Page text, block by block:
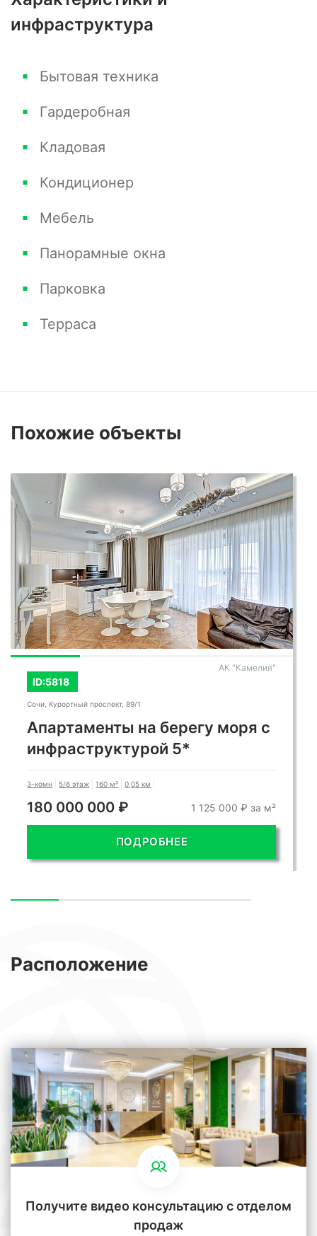
инфраструктура
Бытовая техника
Гардеробная
Кладовая
Кондиционер
Мебель
Панорамные окна
Парковка
Терраса
Похожие объекты
ID:5818
АК "Камелия"
Сочи, Курортный проспект, 89/1
Апартаменты на берегу моря с
инфраструктурой 5*
3-комн 5/6 этаж 160 м² 0,05 км
180 000 000 ₽ 1 125 000 ₽ за м²
ПОДРОБНЕЕ
Расположение
Получите видео консультацию с отделом
продаж